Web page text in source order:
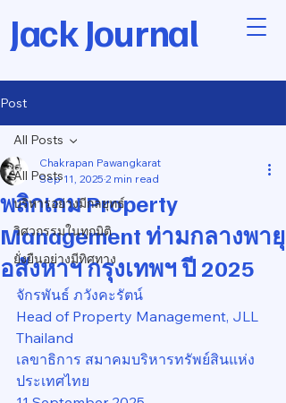
Jack Journal
Post
All Posts
บริหารอย่างมีกลยุทธ์
วิศวกรรมในทุกมิติ
ยั่งยืนอย่างมีทิศทาง
All Posts
พลิกเกม Property
Management ท่ามกลางพายุ
อสังหาฯ กรุงเทพฯ ปี 2025
Chakrapan Pawangkarat
Sep 11, 2025 2 min read
จักรพันธ์ ภวังคะรัตน์
Head of Property Management, JLL
Thailand
เลขาธิการ สมาคมบริหารทรัพย์สินแห่ง
ประเทศไทย